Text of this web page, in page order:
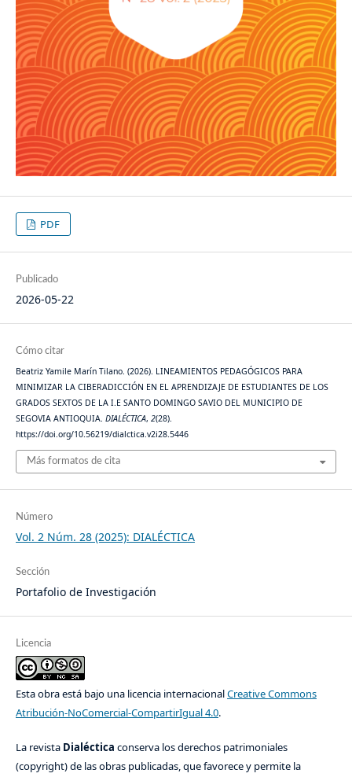
PDF
Publicado
2026-05-22
Cómo citar
Beatriz Yamile Marín Tilano. (2026). LINEAMIENTOS PEDAGÓGICOS PARA
MINIMIZAR LA CIBERADICCIÓN EN EL APRENDIZAJE DE ESTUDIANTES DE LOS
GRADOS SEXTOS DE LA I.E SANTO DOMINGO SAVIO DEL MUNICIPIO DE
SEGOVIA ANTIOQUIA. DIALÉCTICA, 2(28).
https://doi.org/10.56219/dialctica.v2i28.5446
Más formatos de cita
Número
Vol. 2 Núm. 28 (2025): DIALÉCTICA
Sección
Portafolio de Investigación
Licencia
Esta obra está bajo una licencia internacionalCreative Commons
Atribución-NoComercial-CompartirIgual 4.0.
La revista Dialéctica conserva los derechos patrimoniales
(copyright) de las obras publicadas, que favorece y permite la